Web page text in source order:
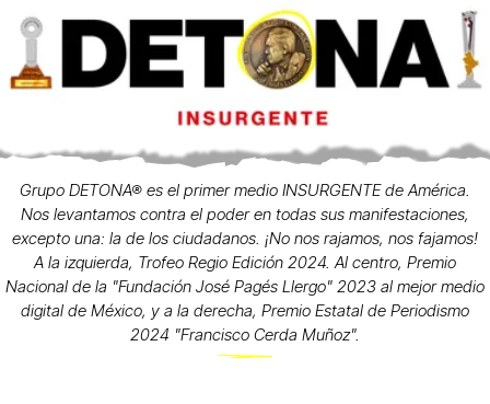
Grupo DETONA® es el primer medio INSURGENTE de América.
Nos levantamos contra el poder en todas sus manifestaciones,
excepto una: la de los ciudadanos. ¡No nos rajamos, nos fajamos!
A la izquierda, Trofeo Regio Edición 2024. Al centro, Premio
Nacional de la "Fundación José Pagés Llergo" 2023 al mejor medio
digital de México, y a la derecha, Premio Estatal de Periodismo
2024 "Francisco Cerda Muñoz".